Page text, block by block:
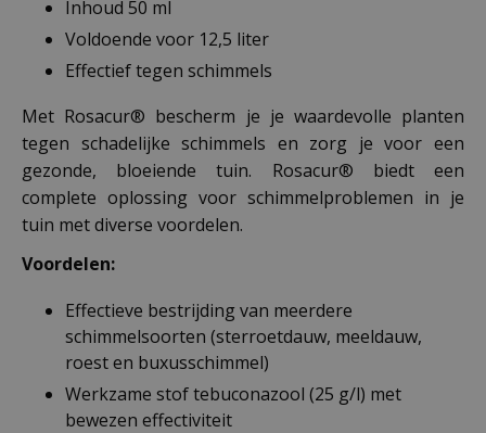
Inhoud 50 ml
Voldoende voor 12,5 liter
Effectief tegen schimmels
Met Rosacur® bescherm je je waardevolle planten
tegen schadelijke schimmels en zorg je voor een
gezonde, bloeiende tuin. Rosacur® biedt een
complete oplossing voor schimmelproblemen in je
tuin met diverse voordelen.
Voordelen:
Effectieve bestrijding van meerdere
schimmelsoorten (sterroetdauw, meeldauw,
roest en buxusschimmel)
Werkzame stof tebuconazool (25 g/l) met
bewezen effectiviteit